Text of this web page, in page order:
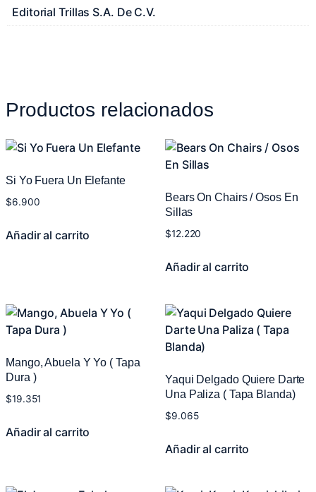
Editorial Trillas S.A. De C.V.
Productos relacionados
Si Yo Fuera Un Elefante
$6.900
Añadir al carrito
Bears On Chairs / Osos En
Sillas
$12.220
Añadir al carrito
Mango, Abuela Y Yo ( Tapa
Dura )
$19.351
Añadir al carrito
Yaqui Delgado Quiere Darte
Una Paliza ( Tapa Blanda)
$9.065
Añadir al carrito